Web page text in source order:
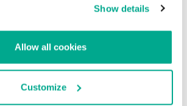
Show details
Allow all cookies
Customize